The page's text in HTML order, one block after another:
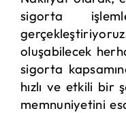
sigorta
oluşabilecek
sigorta
hızlı ve etkili bir
memnuniyetini